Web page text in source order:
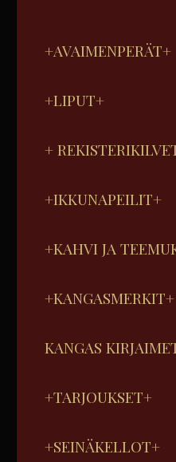
+AVAIMENPERÄT+
+LIPUT+
+
+IKKUNAPEILIT+
+KAHVI JA
+KANGASMERKIT+
KANGAS
+TARJOUKSET+
+SEINÄKELLOT+